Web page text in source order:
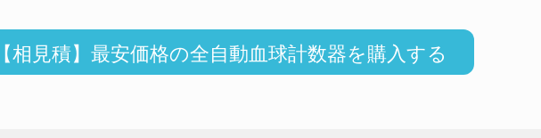
【相見積】最安価格の全自動血球計数器を購入する